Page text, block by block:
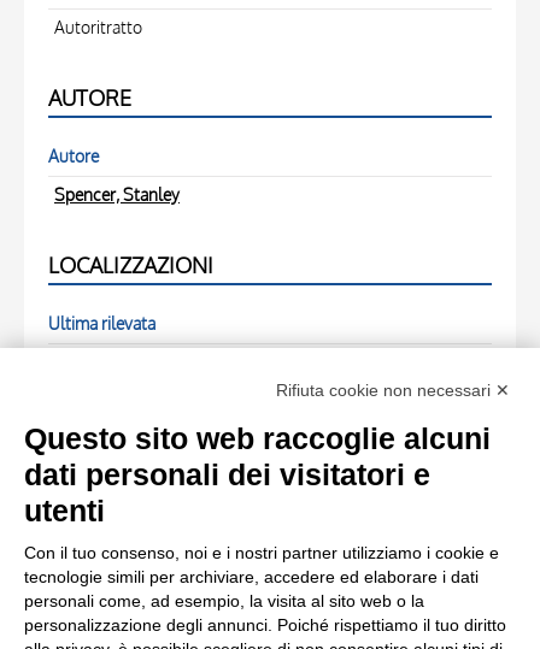
Autoritratto
AUTORE
Autore
Spencer, Stanley
LOCALIZZAZIONI
Ultima rilevata
FOTO RELATIVE
Scheda foto
Spencer, Stanley , fronte
Scheda foto
Spencer, Stanley , retro
Rifiuta cookie non necessari ✕
Questo sito web raccoglie alcuni
dati personali dei visitatori e
utenti
Con il tuo consenso, noi e i nostri partner utilizziamo i cookie e
tecnologie simili per archiviare, accedere ed elaborare i dati
personali come, ad esempio, la visita al sito web o la
personalizzazione degli annunci. Poiché rispettiamo il tuo diritto